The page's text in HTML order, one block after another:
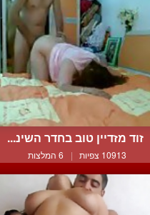
זוד מזדיין טוב בחדר השינ...
10913 צפיות | 6 המלצות